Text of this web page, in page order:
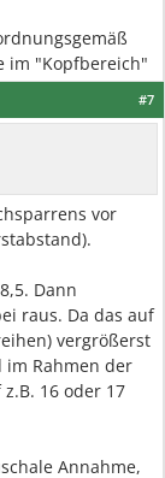
im "Kopfbereich"
#7
vor
Dann
raus. Da das auf
vergrößerst
im Rahmen der
16 oder 17
Annahme,